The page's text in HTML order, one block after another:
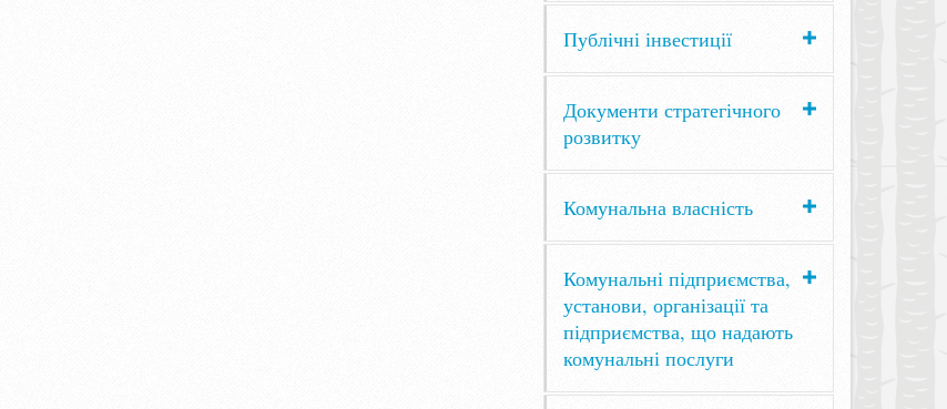
Публічні інвестиції
Документи стратегічного
розвитку
Комунальна власність
Комунальні підприємства,
установи, організації та
підприємства, що надають
комунальні послуги